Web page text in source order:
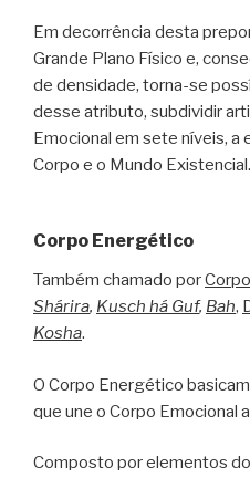
Em decorrência desta
Grande Plano Físico e,
de densidade, torna-se
desse atributo, subdividir
Emocional em sete níveis, a
Corpo e o Mundo Existencial.
Corpo Energético
Também chamado por
Shárira, Kusch há Guf, Bah,
Kosha.
O Corpo Energético
que une o Corpo Emocional
Composto por elementos